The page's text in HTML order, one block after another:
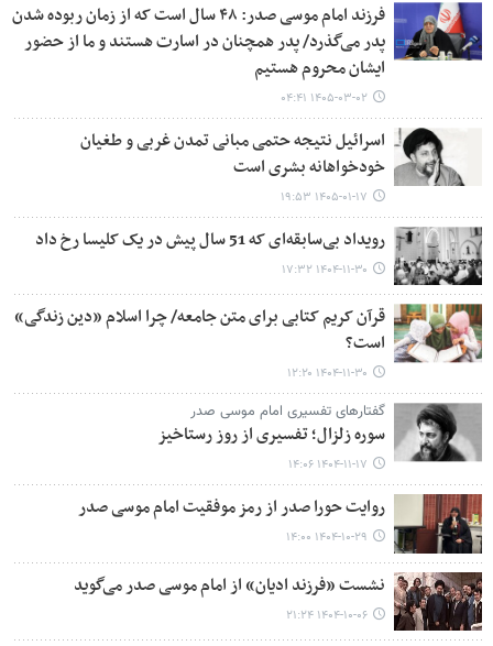
فرزند امام موسی صدر: ۴۸ سال است که از زمان ربوده شدن
پدر می‌گذرد/ پدر همچنان در اسارت هستند و ما از حضور
ایشان محروم هستیم
۱۴۰۵-۰۳-۰۲ ۰۴:۴۱
اسرائیل نتیجه حتمی مبانی تمدن غربی و طغیان
خودخواهانه بشری است
۱۴۰۵-۰۱-۱۷ ۱۹:۵۳
رویداد بی‌سابقه‌ای که 51 سال پیش در یک کلیسا رخ داد
۱۴۰۴-۱۱-۳۰ ۱۷:۳۲
قرآن کریم کتابی برای متن جامعه/ چرا اسلام «دین زندگی»
است؟
۱۴۰۴-۱۱-۳۰ ۱۲:۲۰
گفتارهای تفسیری امام موسی صدر
سوره زلزال؛ تفسیری از روز رستاخیز
۱۴۰۴-۱۱-۱۷ ۱۴:۰۶
روایت حورا صدر از رمز موفقیت امام موسی صدر
۱۴۰۴-۱۰-۲۹ ۱۴:۰۰
نشست «فرزند ادیان» از امام موسی صدر می‌گوید
۱۴۰۴-۱۰-۰۶ ۲۱:۲۴